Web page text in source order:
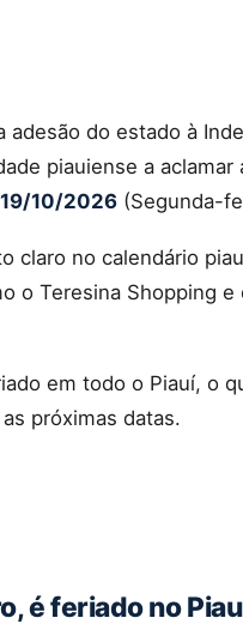
adesão do estado à
piauiense a
19/10/2026 (Segunda-
claro no calendário
o Teresina Shopping
em todo o Piauí, o
próximas datas.
é feriado no